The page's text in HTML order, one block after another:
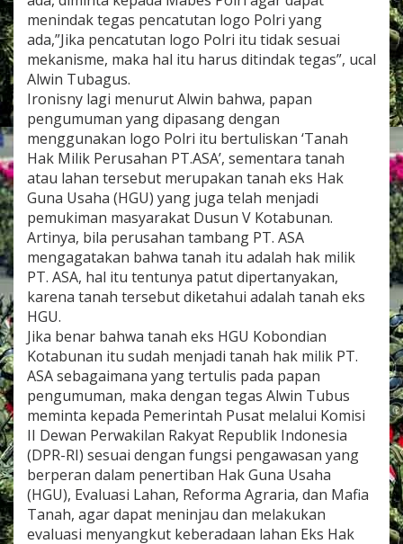
P
a
d
a
a
p
a
n
P
e
n
g
u
m
u
a
n
menindak tegas pencatutan logo Polri yang
ada,”Jika pencatutan logo Polri itu tidak sesuai
mekanisme, maka hal itu harus ditindak tegas”, ucal
Alwin Tubagus.
Ironisny lagi menurut Alwin bahwa, papan
pengumuman yang dipasang dengan
menggunakan logo Polri itu bertuliskan ‘Tanah
Hak Milik Perusahan PT.ASA’, sementara tanah
atau lahan tersebut merupakan tanah eks Hak
Guna Usaha (HGU) yang juga telah menjadi
pemukiman masyarakat Dusun V Kotabunan.
Artinya, bila perusahan tambang PT. ASA
mengagatakan bahwa tanah itu adalah hak milik
PT. ASA, hal itu tentunya patut dipertanyakan,
karena tanah tersebut diketahui adalah tanah eks
HGU.
Jika benar bahwa tanah eks HGU Kobondian
Kotabunan itu sudah menjadi tanah hak milik PT.
ASA sebagaimana yang tertulis pada papan
pengumuman, maka dengan tegas Alwin Tubus
meminta kepada Pemerintah Pusat melalui Komisi
II Dewan Perwakilan Rakyat Republik Indonesia
(DPR-RI) sesuai dengan fungsi pengawasan yang
berperan dalam penertiban Hak Guna Usaha
(HGU), Evaluasi Lahan, Reforma Agraria, dan Mafia
Tanah, agar dapat meninjau dan melakukan
evaluasi menyangkut keberadaan lahan Eks Hak